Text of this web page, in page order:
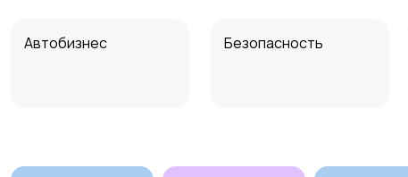
Автобизнес Безопасность